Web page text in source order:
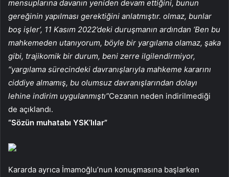
mensuplarına davanın yeniden devam ettiğini, bunun
gereğinin yapılması gerektiğini anlatmıştır. olmaz, bunlar
boş işler’, 11 Kasım 2022’deki duruşmanın ardından ‘Ben bu
mahkemeden utanıyorum, böyle bir yargılama olamaz, şaka
gibi, trajikomik bir durum, beni zerre ilgilendirmiyor,
“yargılama sürecindeki davranışlarıyla mahkeme kararını
ciddiye almamış, bu olumsuz davranışlarından dolayı
lehine indirim uygulanmıştı”Cezanın neden indirilmediği
de açıklandı.
“Sözün muhatabı YSK’lılar”
Kararda ayrıca İmamoğlu’nun konuşmasına başlarken